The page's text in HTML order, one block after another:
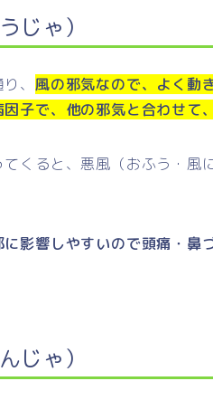
じゃ）
、 風の邪気なので、よく動
子で、他の邪気と合わせて
くると、悪風（おふう・風
に影響しやすいので頭痛・鼻
じゃ）